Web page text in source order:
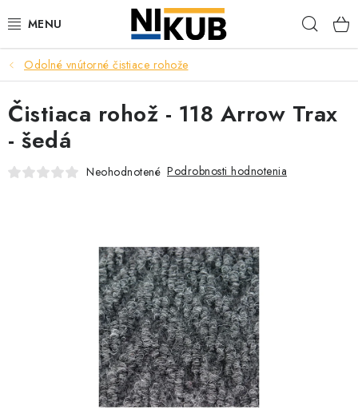
na
EKOLÓGIA
BEZPEČNOSŤ
ORGANIZÁCIA PREVÁDZKY
Ako nakupovať
Odolné vnútorné čistiace rohože
Čistiaca rohož - 118 Arrow Trax
- šedá
Neohodnotené Podrobnosti hodnotenia